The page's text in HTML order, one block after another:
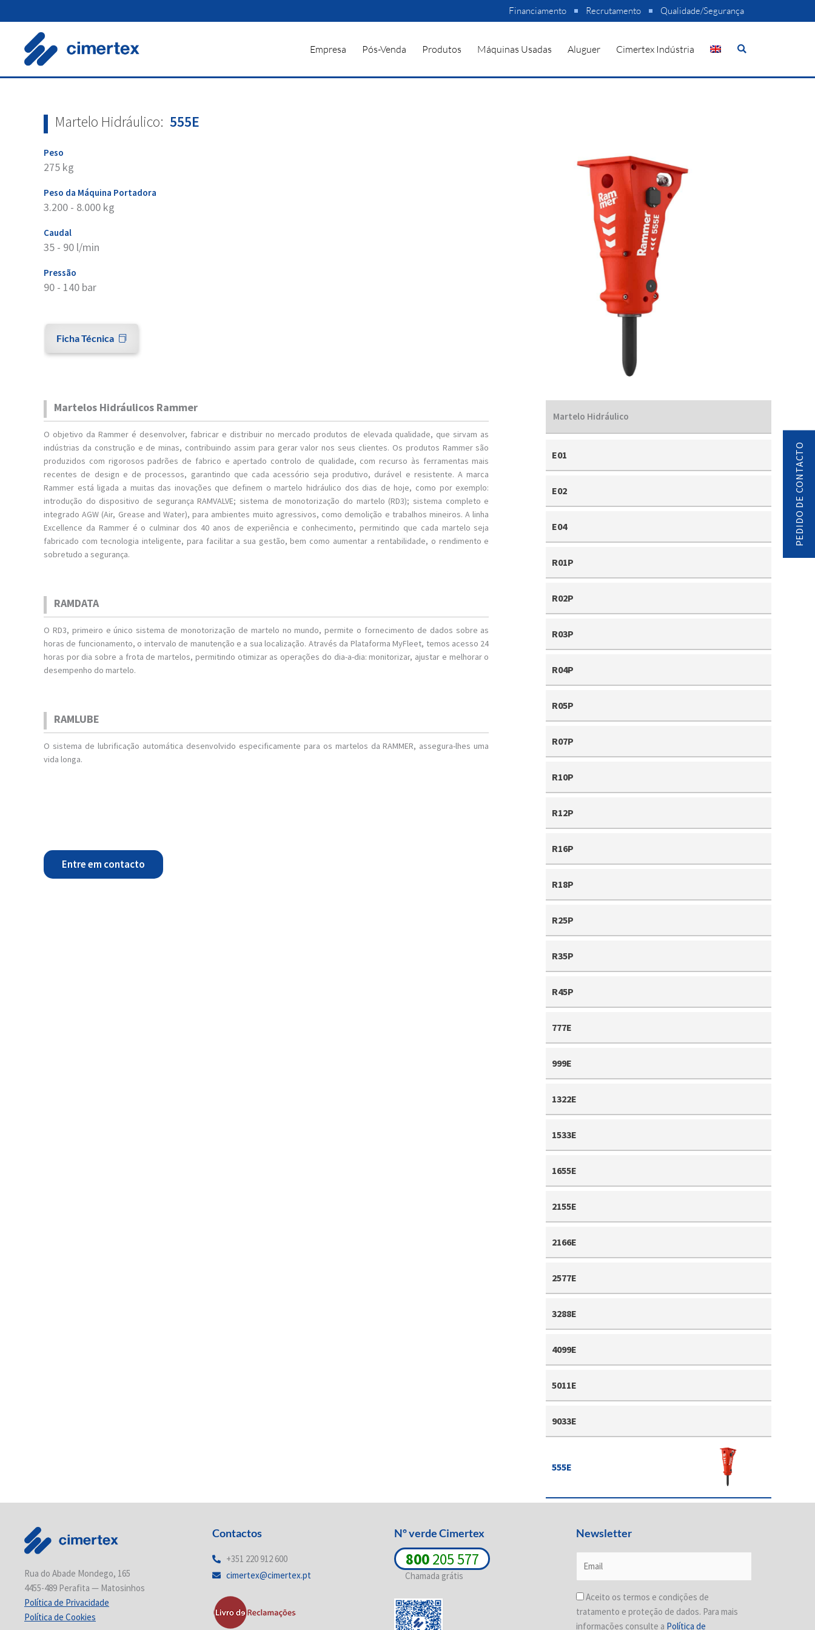
to
Financiamento Recrutamento Qualidade/Segurança
Empresa Pós-Venda Produtos Máquinas Usadas Aluguer Cimertex Indústria
Martelo Hidráulico: 555E
Peso
275 kg
Peso da Máquina Portadora
3.200 - 8.000 kg
Caudal
35 - 90 l/min
Pressão
90 - 140 bar
Ficha Técnica
Martelos Hidráulicos Rammer
O objetivo da Rammer é desenvolver, fabricar e distribuir no mercado produtos de elevada qualidade, que sirvam as
indústrias da construção e de minas, contribuindo assim para gerar valor nos seus clientes. Os produtos Rammer são
produzidos com rigorosos padrões de fabrico e apertado controlo de qualidade, com recurso às ferramentas mais
recentes de design e de processos, garantindo que cada acessório seja produtivo, durável e resistente. A marca
Rammer está ligada a muitas das inovações que definem o martelo hidráulico dos dias de hoje, como por exemplo:
introdução do dispositivo de segurança RAMVALVE; sistema de monotorização do martelo (RD3); sistema completo e
integrado AGW (Air, Grease and Water), para ambientes muito agressivos, como demolição e trabalhos mineiros. A linha
Excellence da Rammer é o culminar dos 40 anos de experiência e conhecimento, permitindo que cada martelo seja
fabricado com tecnologia inteligente, para facilitar a sua gestão, bem como aumentar a rentabilidade, o rendimento e
sobretudo a segurança.
RAMDATA
O RD3, primeiro e único sistema de monotorização de martelo no mundo, permite o fornecimento de dados sobre as
horas de funcionamento, o intervalo de manutenção e a sua localização. Através da Plataforma MyFleet, temos acesso 24
horas por dia sobre a frota de martelos, permitindo otimizar as operações do dia-a-dia: monitorizar, ajustar e melhorar o
desempenho do martelo.
RAMLUBE
O sistema de lubrificação automática desenvolvido especificamente para os martelos da RAMMER, assegura-lhes uma
vida longa.
Entre em contacto
Martelo Hidráulico
E01
E02
E04
R01P
R02P
R03P
R04P
R05P
R07P
R10P
R12P
R16P
R18P
R25P
R35P
R45P
777E
999E
1322E
1533E
1655E
2155E
2166E
2577E
3288E
4099E
5011E
9033E
555E
Rua do Abade Mondego, 165
4455-489 Perafita — Matosinhos
Política de Privacidade
Política de Cookies
Contactos
+351 220 912 600
cimertex@cimertex.pt
Nº verde Cimertex
800205 577
Chamada grátis
Newsletter
Aceito os termos e condições de
tratamento e proteção de dados. Para mais
informações consulte a Política de
PEDIDO DE CONTACTO